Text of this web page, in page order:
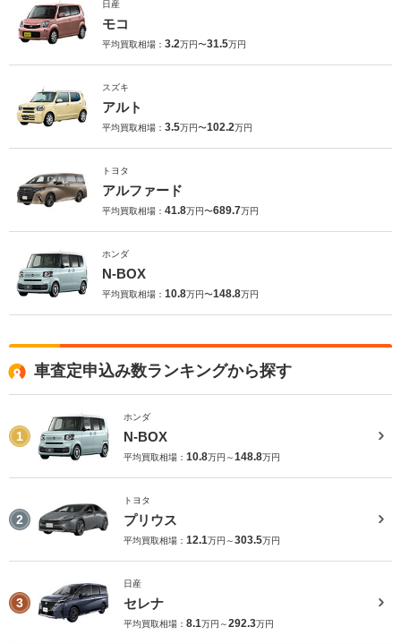
日産
モコ
平均買取相場： 3.2万円〜31.5万円
スズキ
アルト
平均買取相場： 3.5万円〜102.2万円
トヨタ
アルファード
平均買取相場： 41.8万円〜689.7万円
ホンダ
N-BOX
平均買取相場： 10.8万円〜148.8万円
車査定申込み数ランキングから探す
1
ホンダ
N-BOX
平均買取相場： 10.8万円～148.8万円
2
トヨタ
プリウス
平均買取相場： 12.1万円～303.5万円
3
日産
セレナ
平均買取相場： 8.1万円～292.3万円